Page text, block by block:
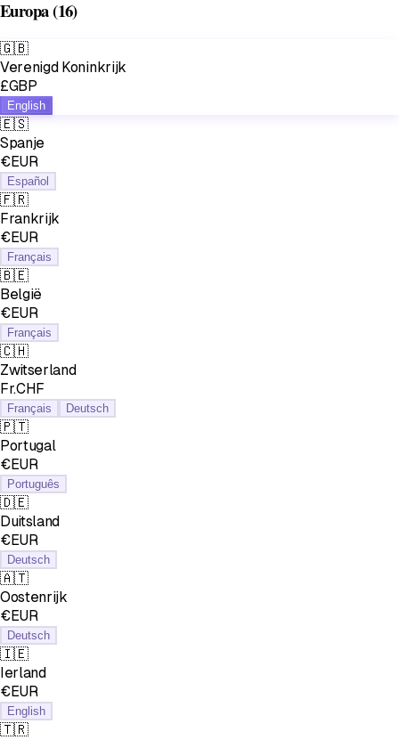
Europa(16)
🇬🇧
Verenigd Koninkrijk
£GBP
English
🇪🇸
Spanje
€EUR
Español
🇫🇷
Frankrijk
€EUR
Français
🇧🇪
België
€EUR
Français
🇨🇭
Zwitserland
Fr.CHF
Français Deutsch
🇵🇹
Portugal
€EUR
Português
🇩🇪
Duitsland
€EUR
Deutsch
🇦🇹
Oostenrijk
€EUR
Deutsch
🇮🇪
Ierland
€EUR
English
🇹🇷